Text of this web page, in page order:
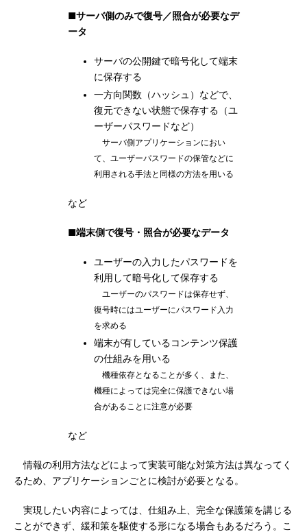
■サーバ側のみで復号／照合が必要なデ
ータ
サーバの公開鍵で暗号化して端末
に保存する
一方向関数（ハッシュ）などで、
復元できない状態で保存する（ユ
ーザーパスワードなど）
サーバ側アプリケーションにおい
て、ユーザーパスワードの保管などに
利用される手法と同様の方法を用いる
など
■端末側で復号・照合が必要なデータ
ユーザーの入力したパスワードを
利用して暗号化して保存する
ユーザーのパスワードは保存せず、
復号時にはユーザーにパスワード入力
を求める
端末が有しているコンテンツ保護
の仕組みを用いる
機種依存となることが多く、また、
機種によっては完全に保護できない場
合があることに注意が必要
など
情報の利用方法などによって実装可能な対策方法は異なってく
るため、アプリケーションごとに検討が必要となる。
実現したい内容によっては、仕組み上、完全な保護策を講じる
ことができず、緩和策を駆使する形になる場合もあるだろう。こ